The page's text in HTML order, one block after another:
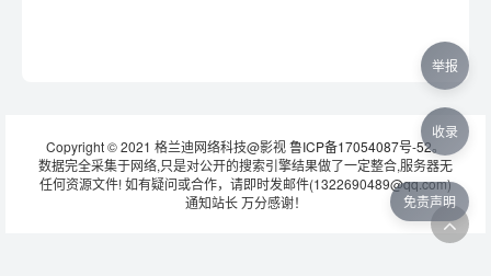
Copyright © 2021 格兰迪网络科技@影视鲁ICP备17054087号-52。
数据完全采集于网络,只是对公开的搜索引擎结果做了一定整合,服务器无
任何资源文件! 如有疑问或合作，请即时发邮件(1322690489@qq.com)
通知站长 万分感谢！
免责声明
举报
收录